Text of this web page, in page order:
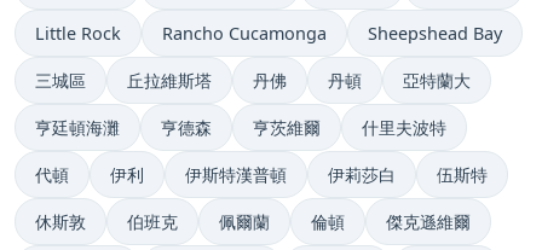
Little Rock Rancho Cucamonga Sheepshead Bay
三城區 丘拉維斯塔 丹佛 丹頓 亞特蘭大
亨廷頓海灘 亨德森 亨茨維爾 什里夫波特
代頓 伊利 伊斯特漢普頓 伊莉莎白 伍斯特
休斯敦 伯班克 佩爾蘭 倫頓 傑克遜維爾